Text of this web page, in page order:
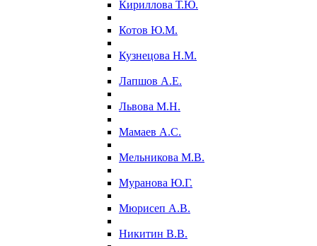
Кириллова Т.Ю.
Котов Ю.М.
Кузнецова Н.М.
Лапшов А.Е.
Львова М.Н.
Мамаев А.С.
Мельникова М.В.
Муранова Ю.Г.
Мюрисеп А.В.
Никитин В.В.